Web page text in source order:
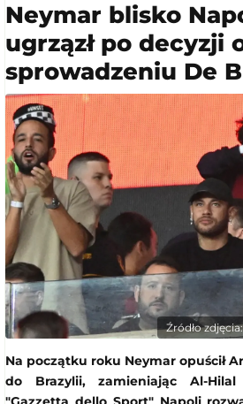
Neymar blisko
ugrzązł po decyzji
sprowadzeniu De
Źródło
Na początku roku Neymar opuścił
do Brazylii, zamieniając Al-